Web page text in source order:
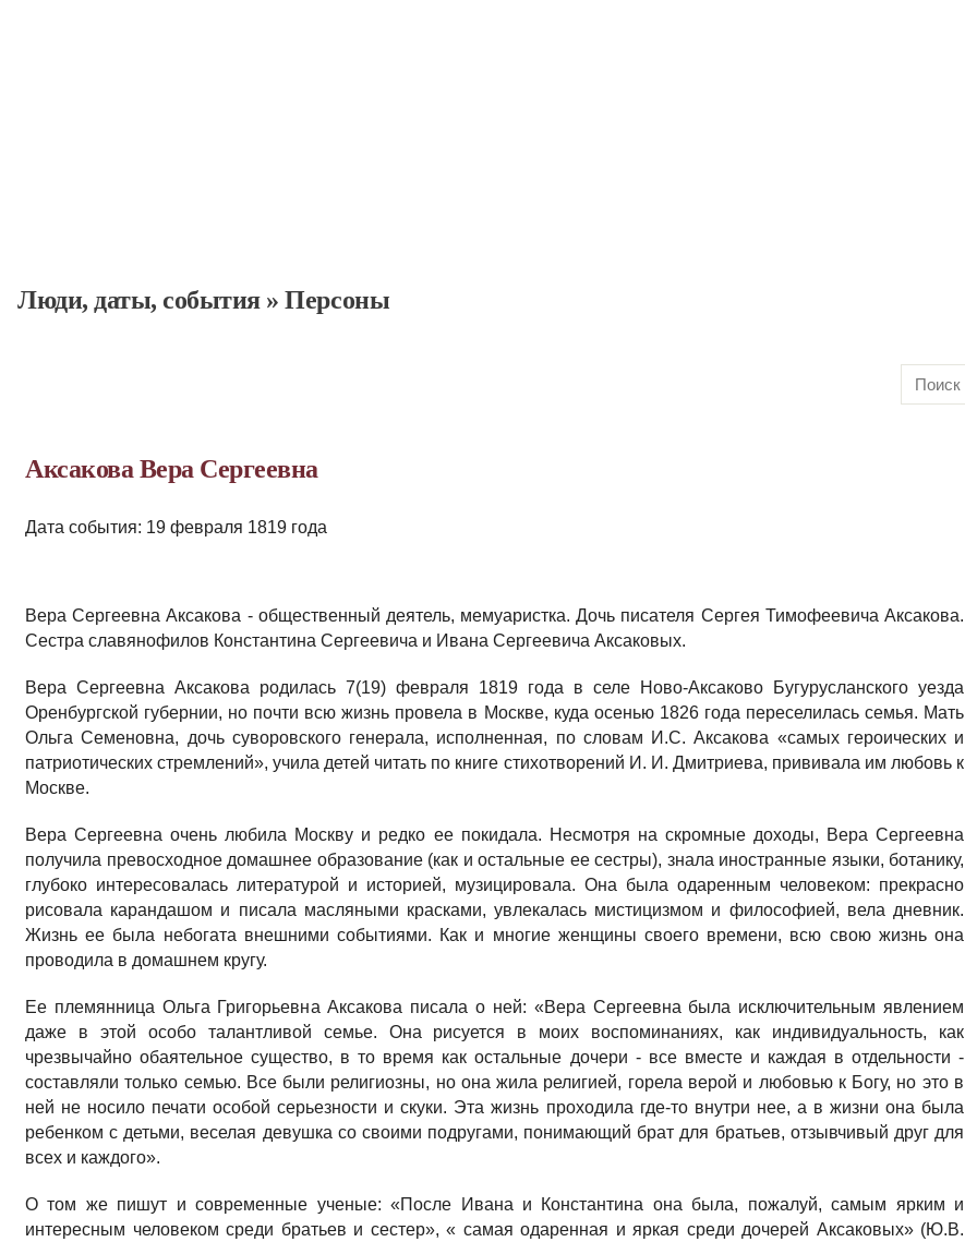
Люди, даты, cобытия»Персоны
Аксакова Вера Сергеевна
Дата события: 19 февраля 1819 года
Вера Сергеевна Аксакова - общественный деятель, мемуаристка. Дочь писателя Сергея Тимофеевича Аксакова.
Сестра славянофилов Константина Сергеевича и Ивана Сергеевича Аксаковых.
Вера Сергеевна Аксакова родилась 7(19) февраля 1819 года в селе Ново-Аксаково Бугурусланского уезда
Оренбургской губернии, но почти всю жизнь провела в Москве, куда осенью 1826 года переселилась семья. Мать
Ольга Семеновна, дочь суворовского генерала, исполненная, по словам И.С. Аксакова «самых героических и
патриотических стремлений», учила детей читать по книге стихотворений И. И. Дмитриева, прививала им любовь к
Москве.
Вера Сергеевна очень любила Москву и редко ее покидала. Несмотря на скромные доходы, Вера Сергеевна
получила превосходное домашнее образование (как и остальные ее сестры), знала иностранные языки, ботанику,
глубоко интересовалась литературой и историей, музицировала. Она была одаренным человеком: прекрасно
рисовала карандашом и писала масляными красками, увлекалась мистицизмом и философией, вела дневник.
Жизнь ее была небогата внешними событиями. Как и многие женщины своего времени, всю свою жизнь она
проводила в домашнем кругу.
Ее племянница Ольга Григорьевна Аксакова писала о ней: «Вера Сергеевна была исключительным явлением
даже в этой особо талантливой семье. Она рисуется в моих воспоминаниях, как индивидуальность, как
чрезвычайно обаятельное существо, в то время как остальные дочери - все вместе и каждая в отдельности -
составляли только семью. Все были религиозны, но она жила религией, горела верой и любовью к Богу, но это в
ней не носило печати особой серьезности и скуки. Эта жизнь проходила где-то внутри нее, а в жизни она была
ребенком с детьми, веселая девушка со своими подругами, понимающий брат для братьев, отзывчивый друг для
всех и каждого».
О том же пишут и современные ученые: «После Ивана и Константина она была, пожалуй, самым ярким и
интересным человеком среди братьев и сестер», « самая одаренная и яркая среди дочерей Аксаковых» (Ю.В.